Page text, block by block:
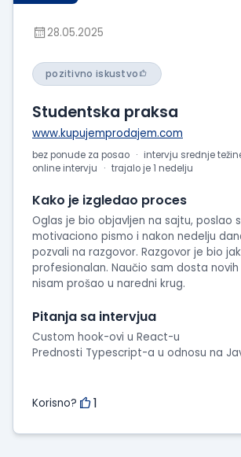
28.05.2025
pozitivno iskustvo
Studentska praksa
www.kupujemprodajem.com
bez ponude za posao
intervju srednje
online intervju
trajalo je 1 nedelju
Kako je izgledao proces
Oglas je bio objavljen na sajtu, poslao
motivaciono pismo i nakon nedelju
pozvali na razgovor. Razgovor je bio
profesionalan. Naučio sam dosta
nisam prošao u naredni krug.
Pitanja sa intervjua
Custom hook-ovi u React-u
Prednosti Typescript-a u odnosu na
Korisno? 1